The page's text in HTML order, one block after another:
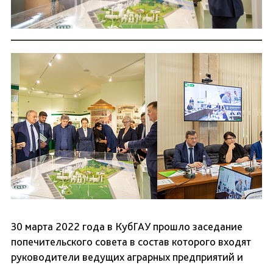
30 марта 2022 года в КубГАУ прошло заседание
попечительского совета в состав которого входят
руководители ведущих аграрных предприятий и